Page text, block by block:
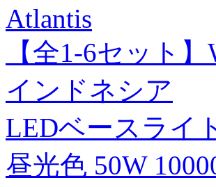
Atlantis
【全1-6セット
インドネシア
LEDベースライ
昼光色 50W